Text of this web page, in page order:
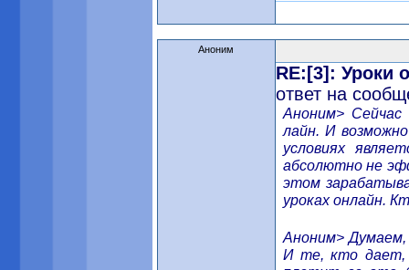
Аноним
RE:[3]: Уроки
ответ на
Аноним> Сейчас
лайн. И
условиях
абсолютно не
этом
уроках онлайн.
Аноним> Думаем,
И те, кто дает,